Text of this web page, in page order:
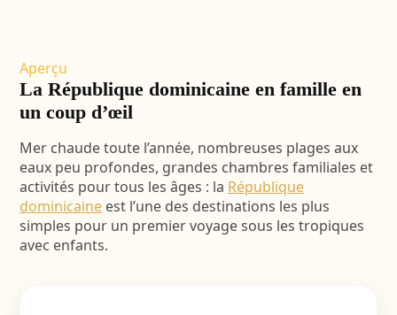
Aperçu
La République dominicaine en famille en
un coup d’œil
Mer chaude toute l’année, nombreuses plages aux
eaux peu profondes, grandes chambres familiales et
activités pour tous les âges : la République
dominicaineest l’une des destinations les plus
simples pour un premier voyage sous les tropiques
avec enfants.